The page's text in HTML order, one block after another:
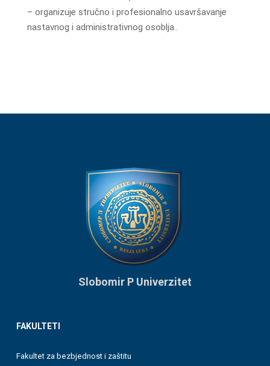
– organizuje stručno i profesionalno usavršavanje
nastavnog i administrativnog osoblja..
Slobomir P Univerzitet
FAKULTETI
Fakultet za bezbjednost i zaštitu